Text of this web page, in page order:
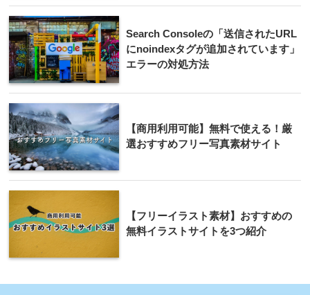
Search Consoleの「送信されたURL
にnoindexタグが追加されています」
エラーの対処方法
【商用利用可能】無料で使える！厳
選おすすめフリー写真素材サイト
【フリーイラスト素材】おすすめの
無料イラストサイトを3つ紹介